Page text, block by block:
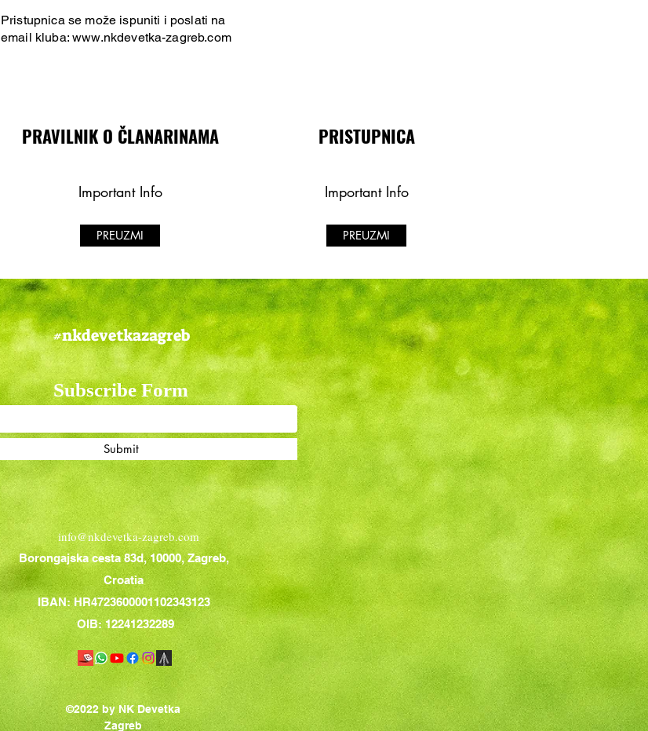
Pristupnica se može ispuniti i poslati na
email kluba:www.nkdevetka-zagreb.com
PRAVILNIK O ČLANARINAMA
Important Info
PREUZMI
PRISTUPNICA
Important Info
PREUZMI
#nkdevetkazagreb
Subscribe Form
Submit
Borongajska cesta 83d, 10000, Zagreb,
Croatia
IBAN: HR4723600001102343123
OIB: 12241232289
info@nkdevetka-zagreb.com
©2022 by NK Devetka
Zagreb